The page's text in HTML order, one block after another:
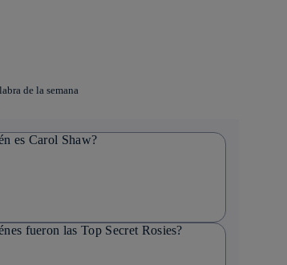
de la semana
es Carol Shaw?
fueron las Top Secret Rosies?